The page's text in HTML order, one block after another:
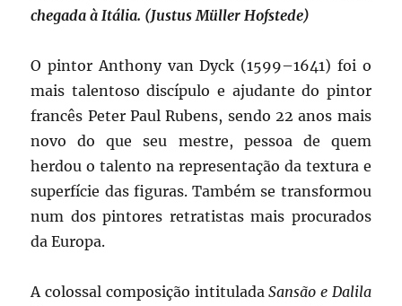
chegada à Itália. (Justus Müller Hofstede)
O pintor Anthony van Dyck (1599–1641) foi o
mais talentoso discípulo e ajudante do pintor
francês Peter Paul Rubens, sendo 22 anos mais
novo do que seu mestre, pessoa de quem
herdou o talento na representação da textura e
superfície das figuras. Também se transformou
num dos pintores retratistas mais procurados
da Europa.
A colossal composição intituladaSansão e Dalila